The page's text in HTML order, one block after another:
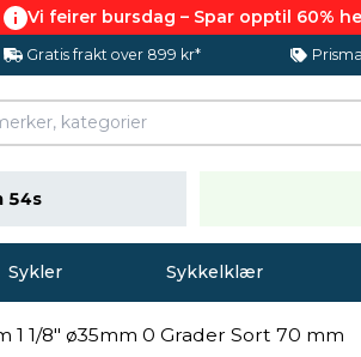
Vi feirer bursdag – Spar opptil 60%
Gratis frakt over 899 kr*
53s
Sykler Sykkelklær
1 1/8" ø35mm 0 Grader Sort 70 mm